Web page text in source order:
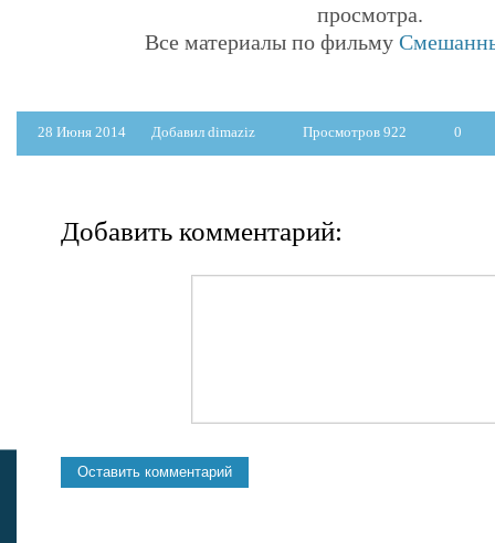
просмотра.
Все материалы по фильму
28 Июня 2014 Добавил dimaziz Просмотров 922 0
Добавить комментарий: